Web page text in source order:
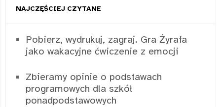
NAJCZĘŚCIEJ CZYTANE
Pobierz, wydrukuj, zagraj. Gra Żyrafa
jako wakacyjne ćwiczenie z emocji
Zbieramy opinie o podstawach
programowych dla szkół
ponadpodstawowych